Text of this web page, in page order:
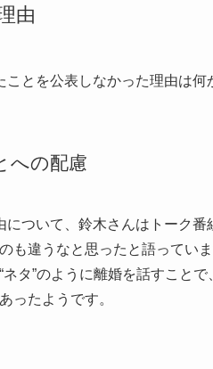
由
とを公表しなかった理由は何
への配慮
ついて、鈴木さんはトーク
も違うなと思ったと語っていま
タ”のように離婚を話すこと
ったようです。